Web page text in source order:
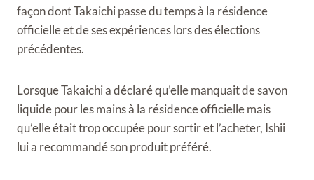
façon dont Takaichi passe du temps à la résidence
officielle et de ses expériences lors des élections
précédentes.
Lorsque Takaichi a déclaré qu’elle manquait de savon
liquide pour les mains à la résidence officielle mais
qu’elle était trop occupée pour sortir et l’acheter, Ishii
lui a recommandé son produit préféré.